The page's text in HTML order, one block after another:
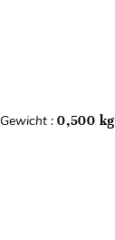
Gewicht :0,500 kg